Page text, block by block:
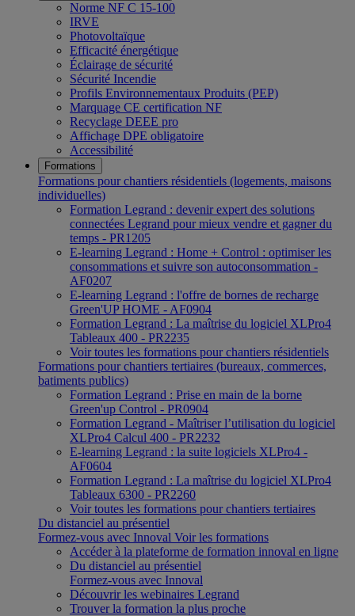
Norme NF C 15-100
IRVE
Photovoltaïque
Efficacité énergétique
Éclairage de sécurité
Sécurité Incendie
Profils Environnementaux Produits (PEP)
Marquage CE certification NF
Recyclage DEEE pro
Affichage DPE obligatoire
Accessibilité
Formations
Formations pour chantiers résidentiels (logements, maisons
individuelles)
Formation Legrand : devenir expert des solutions
connectées Legrand pour mieux vendre et gagner du
temps - PR1205
E-learning Legrand : Home + Control : optimiser les
consommations et suivre son autoconsommation -
AF0207
E-learning Legrand : l'offre de bornes de recharge
Green'UP HOME - AF0904
Formation Legrand : La maîtrise du logiciel XLPro4
Tableaux 400 - PR2235
Voir toutes les formations pour chantiers résidentiels
Formations pour chantiers tertiaires (bureaux, commerces,
batiments publics)
Formation Legrand : Prise en main de la borne
Green'up Control - PR0904
Formation Legrand - Maîtriser l’utilisation du logiciel
XLPro4 Calcul 400 - PR2232
E-learning Legrand : la suite logiciels XLPro4 -
AF0604
Formation Legrand : La maîtrise du logiciel XLPro4
Tableaux 6300 - PR2260
Voir toutes les formations pour chantiers tertiaires
Du distanciel au présentiel
Formez-vous avec Innoval Voir les formations
Accéder à la plateforme de formation innoval en ligne
Du distanciel au présentiel
Formez-vous avec Innoval
Découvrir les webinaires Legrand
Trouver la formation la plus proche